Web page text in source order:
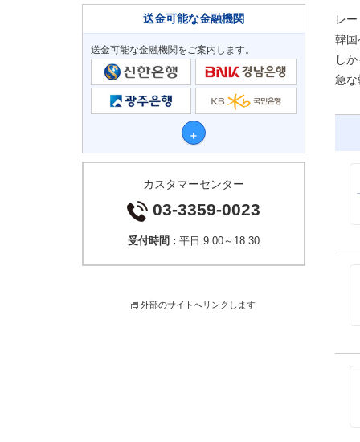
レ
韓国
し
急な
送金可能な金融機関
送金可能な金融機関をご案内します。
カスタマーセンター
03-3359-0023
受付時間 : 平日 9:00～18:30
外部のサイトへリンクします